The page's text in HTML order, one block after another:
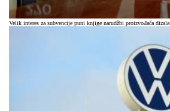
Velik interes za subvencije puni knjige narudžbi proizvođača dizala